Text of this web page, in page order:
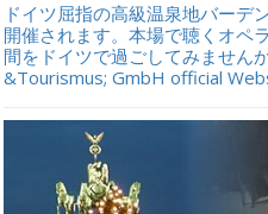
ドイツ屈指の高級温泉地バーデ
開催されます。本場で聴くオペ
間をドイツで過ごしてみませ
&Tourismus; GmbH official